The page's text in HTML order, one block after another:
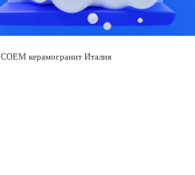
COEM керамогранит Италия